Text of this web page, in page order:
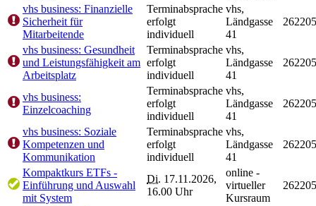
vhs business: Finanzielle
Sicherheit für
Mitarbeitende
Terminabsprache
erfolgt
individuell
vhs,
Ländgasse
41
vhs business: Gesundheit
und Leistungsfähigkeit am
Arbeitsplatz
Terminabsprache
erfolgt
individuell
vhs,
Ländgasse
41
vhs business:
Einzelcoaching
Terminabsprache
erfolgt
individuell
vhs,
Ländgasse
41
vhs business: Soziale
Kompetenzen und
Kommunikation
Terminabsprache
erfolgt
individuell
vhs,
Ländgasse
41
Kompaktkurs ETFs -
Einführung und Auswahl
mit System
Di. 17.11.2026,
16.00 Uhr
online -
virtueller
Kursraum